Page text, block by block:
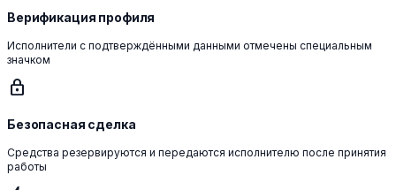
Верификация профиля
Исполнители с подтверждёнными данными отмечены специальным
значком
lock
Безопасная сделка
Средства резервируются и передаются исполнителю после принятия
работы